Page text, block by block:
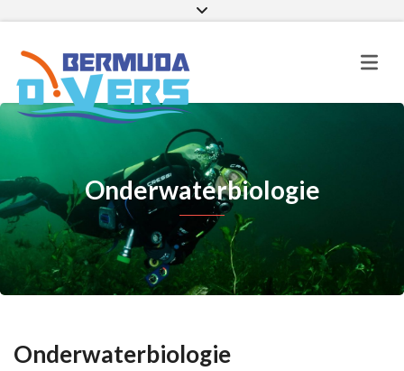
Facebook
Onderwaterbiologie
Onderwaterbiologie